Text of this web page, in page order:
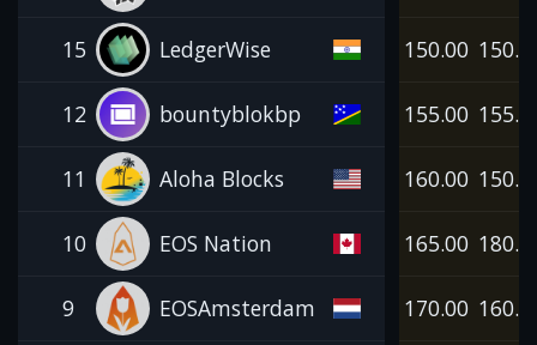
15 LedgerWise 150.00
12 bountyblokbp 155.00
11 Aloha Blocks 160.00
10 EOS Nation 165.00
9 EOSAmsterdam 170.00